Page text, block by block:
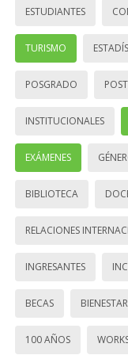
ESTUDIANTES
TURISMO
POSGRADO
INSTITUCIONALES
EXÁMENES
BIBLIOTECA
RELACIONES
INGRESANTES
BECAS
100 AÑOS